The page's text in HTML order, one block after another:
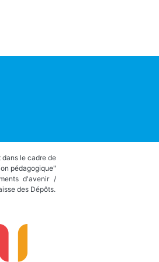
dans le cadre de
pédagogique"
d'avenir /
des Dépôts.